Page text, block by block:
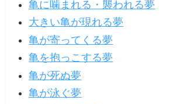
亀に噛まれる・襲われる夢
大きい亀が現れる夢
亀が寄ってくる夢
亀を抱っこする夢
亀が死ぬ夢
亀が泳ぐ夢